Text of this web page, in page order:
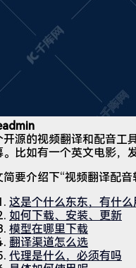
开源的视频翻译和配音工
。比如有一个英文电影，
简要介绍下“视频翻译配
这是个什么东东，有什么
如何下载、安装、更新
模型在哪里下载
翻译渠道怎么选
代理是什么，必须有吗